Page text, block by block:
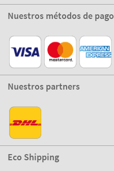
Nuestros métodos de pago
Nuestros partners
Eco Shipping